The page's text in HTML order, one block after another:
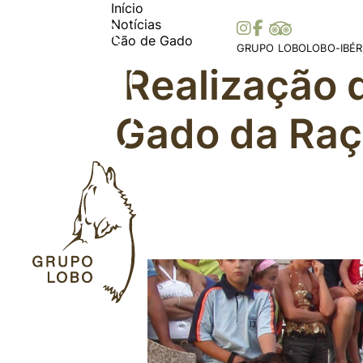
GRUPO LOBO
A Nossa Associação
Torne-se Sócio
Mecenato, Donativos e
Prémios e Distinções
LOBO-
Histórias e
Legislação
Início
Notícias
Cão de Gado
Realização
Gado da